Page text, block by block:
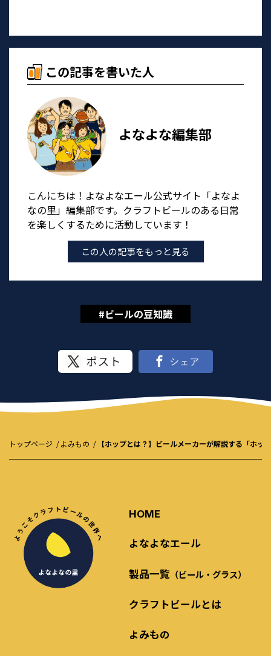
この記事を書いた人
よなよな編集部
こんにちは！よなよなエール公式サイト「よなよ
なの里」編集部です。クラフトビールのある日常
を楽しくするために活動しています！
この人の記事をもっと見る
#ビールの豆知識
トップページ よみもの 【ホップとは？】ビールメーカーが解説する「ホッ
HOME
よなよなエール
製品一覧 （ビール・グラス）
クラフトビールとは
よみもの